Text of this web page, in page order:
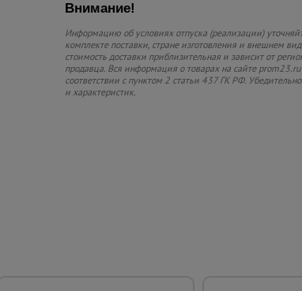
Внимание!
Информацию об условиях отпуска (реализации)
комплекте поставки, стране изготовления и внешнем
стоимость доставки приблизительная и зависит от
продавца. Вся информация о товарах на сайте
соответствии с пунктом 2 статьи 437 ГК РФ.
и характеристик.